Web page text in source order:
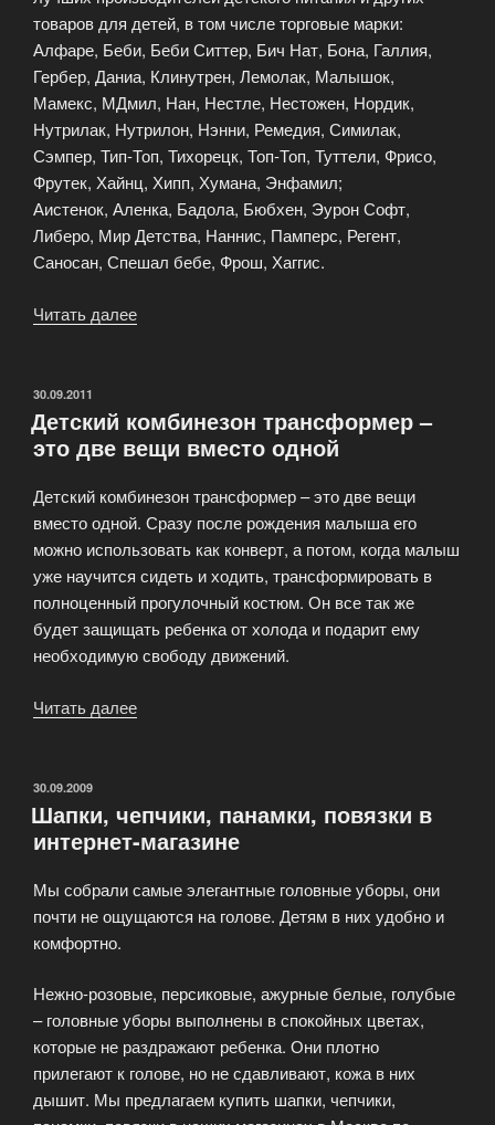
товаров для детей, в том числе торговые марки:
Алфаре, Беби, Беби Ситтер, Бич Нат, Бона, Галлия,
Гербер, Даниа, Клинутрен, Лемолак, Малышок,
Мамекс, МДмил, Нан, Нестле, Нестожен, Нордик,
Нутрилак, Нутрилон, Нэнни, Ремедия, Симилак,
Сэмпер, Тип-Топ, Тихорецк, Топ-Топ, Туттели, Фрисо,
Фрутек, Хайнц, Хипп, Хумана, Энфамил;
Аистенок, Аленка, Бадола, Бюбхен, Эурон Софт,
Либеро, Мир Детства, Наннис, Памперс, Регент,
Саносан, Спешал бебе, Фрош, Хаггис.
Читать далее
ОПУБЛИКОВАНО
30.09.2011
Детский комбинезон трансформер –
это две вещи вместо одной
Детский комбинезон трансформер – это две вещи
вместо одной. Сразу после рождения малыша его
можно использовать как конверт, а потом, когда малыш
уже научится сидеть и ходить, трансформировать в
полноценный прогулочный костюм. Он все так же
будет защищать ребенка от холода и подарит ему
необходимую свободу движений.
Читать далее
это
две
вместо
одной»
ОПУБЛИКОВАНО
30.09.2009
Шапки, чепчики, панамки, повязки в
интернет-магазине
Мы собрали самые элегантные головные уборы, они
почти не ощущаются на голове. Детям в них удобно и
комфортно.
Нежно-розовые, персиковые, ажурные белые, голубые
– головные уборы выполнены в спокойных цветах,
которые не раздражают ребенка. Они плотно
прилегают к голове, но не сдавливают, кожа в них
дышит. Мы предлагаем купить шапки, чепчики,